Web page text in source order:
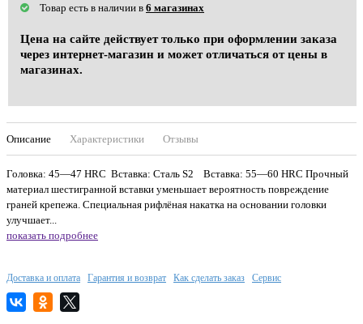
Товар есть в наличии в 6 магазинах
Цена на сайте действует только при оформлении заказа
через интернет-магазин и может отличаться от цены в
магазинах.
Описание Характеристики Отзывы
Головка: 45—47 HRC Вставка: Сталь S2 Вставка: 55—60 HRC Прочный
материал шестигранной вставки уменьшает вероятность повреждение
граней крепежа. Специальная рифлёная накатка на основании головки
улучшает...
показать подробнее
Доставка и оплата Гарантия и возврат Как сделать заказ Сервис